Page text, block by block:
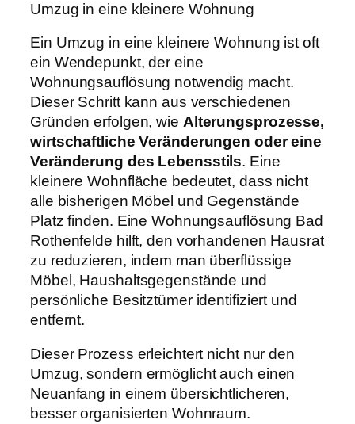
Umzug in eine kleinere Wohnung
Ein Umzug in eine kleinere Wohnung ist oft
ein Wendepunkt, der eine
Wohnungsauflösung notwendig macht.
Dieser Schritt kann aus verschiedenen
Gründen erfolgen, wie Alterungsprozesse,
wirtschaftliche Veränderungen oder eine
Veränderung des Lebensstils. Eine
kleinere Wohnfläche bedeutet, dass nicht
alle bisherigen Möbel und Gegenstände
Platz finden. Eine Wohnungsauflösung Bad
Rothenfelde hilft, den vorhandenen Hausrat
zu reduzieren, indem man überflüssige
Möbel, Haushaltsgegenstände und
persönliche Besitztümer identifiziert und
entfernt.
Dieser Prozess erleichtert nicht nur den
Umzug, sondern ermöglicht auch einen
Neuanfang in einem übersichtlicheren,
besser organisierten Wohnraum.